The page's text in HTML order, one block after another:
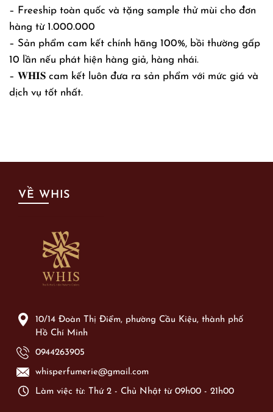
– Freeship toàn quốc và tặng sample thử mùi cho đơn
hàng từ 1.000.000
– Sản phẩm cam kết chính hãng 100%, bồi thường gấp
10 lần nếu phát hiện hàng giả, hàng nhái.
– 𝐖𝐇𝐈𝐒 cam kết luôn đưa ra sản phẩm với mức giá và
dịch vụ tốt nhất.
VỀ WHIS
10/14 Đoàn Thị Điểm, phường Cầu Kiệu, thành phố
Hồ Chí Minh
0944263905
whisperfumerie@gmail.com
Làm việc từ: Thứ 2 - Chủ Nhật từ 09h00 - 21h00